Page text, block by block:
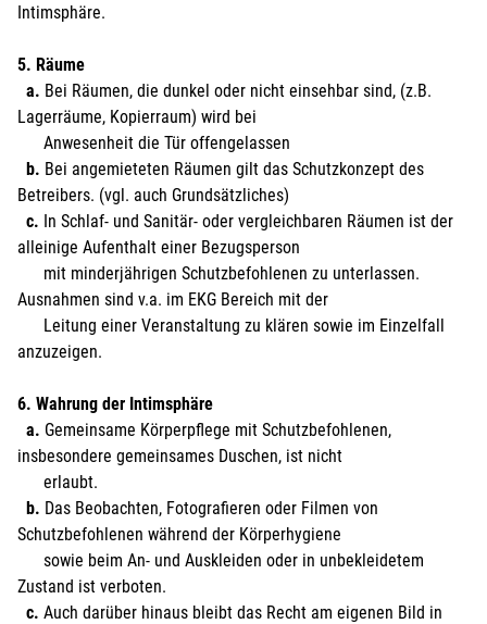
Intimsphäre.
5. Räume
a. Bei Räumen, die dunkel oder nicht einsehbar sind, (z.B.
Lagerräume, Kopierraum) wird bei
Anwesenheit die Tür offengelassen
b. Bei angemieteten Räumen gilt das Schutzkonzept des
Betreibers. (vgl. auch Grundsätzliches)
c. In Schlaf- und Sanitär- oder vergleichbaren Räumen ist der
alleinige Aufenthalt einer Bezugsperson
mit minderjährigen Schutzbefohlenen zu unterlassen.
Ausnahmen sind v.a. im EKG Bereich mit der
Leitung einer Veranstaltung zu klären sowie im Einzelfall
anzuzeigen.
6. Wahrung der Intimsphäre
a. Gemeinsame Körperpflege mit Schutzbefohlenen,
insbesondere gemeinsames Duschen, ist nicht
erlaubt.
b. Das Beobachten, Fotografieren oder Filmen von
Schutzbefohlenen während der Körperhygiene
sowie beim An- und Auskleiden oder in unbekleidetem
Zustand ist verboten.
c. Auch darüber hinaus bleibt das Recht am eigenen Bild in